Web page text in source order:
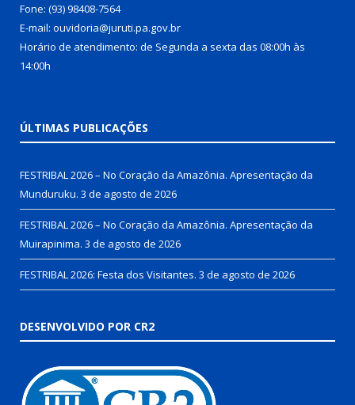
Fone: (93) 98408-7564
E-mail: ouvidoria@juruti.pa.gov.br
Horário de atendimento: de Segunda a sexta das 08:00h às
14:00h
ÚLTIMAS PUBLICAÇÕES
FESTRIBAL 2026 – No Coração da Amazônia. Apresentação da
Munduruku. 3 de agosto de 2026
FESTRIBAL 2026 – No Coração da Amazônia. Apresentação da
Muirapinima. 3 de agosto de 2026
FESTRIBAL 2026: Festa dos Visitantes. 3 de agosto de 2026
DESENVOLVIDO POR CR2